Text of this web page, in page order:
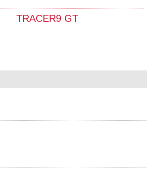
TRACER9 GT